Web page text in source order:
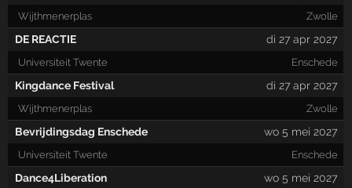
Wijthmenerplas Zwolle
DE REACTIE di 27 apr 2027
Universiteit Twente Enschede
Kingdance Festival di 27 apr 2027
Wijthmenerplas Zwolle
Bevrijdingsdag Enschede wo 5 mei 2027
Universiteit Twente Enschede
Dance4Liberation wo 5 mei 2027